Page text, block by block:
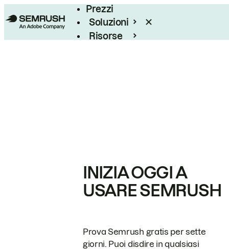
Prezzi
Soluzioni
Risorse
INIZIA OGGI A
USARE SEMRUSH
Prova Semrush gratis per sette
giorni. Puoi disdire in qualsiasi